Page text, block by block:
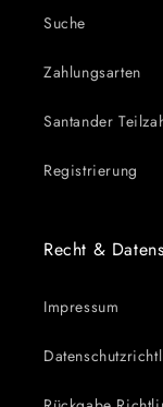
Suche
Zahlungsarten
Santander
Registrierung
Recht &
Impressum